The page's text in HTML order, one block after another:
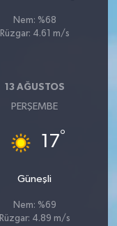
Nem: %68
Rüzgar: 4.61 m/s
13 AĞUSTOS
PERŞEMBE
17°
Güneşli
Nem: %69
Rüzgar: 4.89 m/s